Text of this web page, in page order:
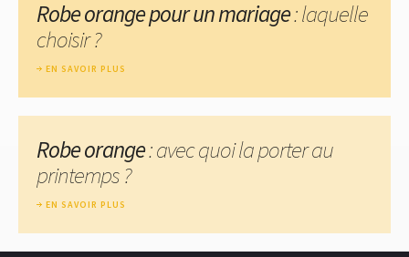
Robe orange pour un mariage: laquelle
choisir ?
EN SAVOIR PLUS
Robe orange: avec quoi la porter au
printemps ?
EN SAVOIR PLUS